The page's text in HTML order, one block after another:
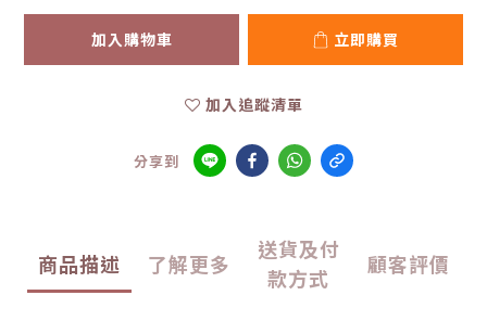
加入購物車 立即購買
加入追蹤清單
分享到
商品描述 了解更多
送貨及付
款方式
顧客評價